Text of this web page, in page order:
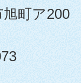
町ア200